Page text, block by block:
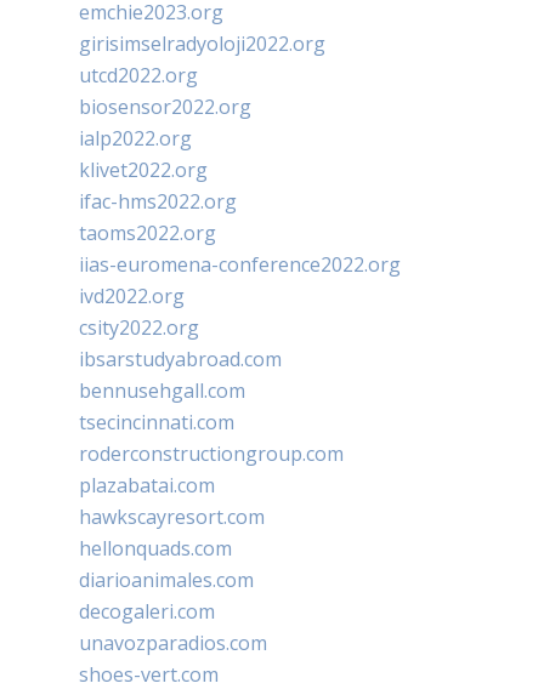
emchie2023.org
girisimselradyoloji2022.org
utcd2022.org
biosensor2022.org
ialp2022.org
klivet2022.org
ifac-hms2022.org
taoms2022.org
iias-euromena-conference2022.org
ivd2022.org
csity2022.org
ibsarstudyabroad.com
bennusehgall.com
tsecincinnati.com
roderconstructiongroup.com
plazabatai.com
hawkscayresort.com
hellonquads.com
diarioanimales.com
decogaleri.com
unavozparadios.com
shoes-vert.com